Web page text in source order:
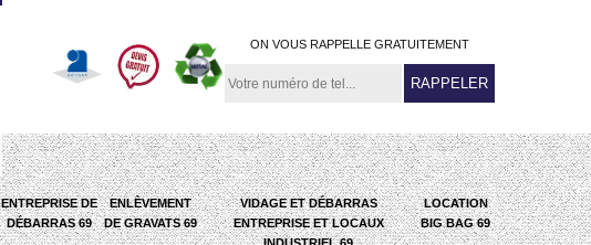
ON VOUS RAPPELLE GRATUITEMENT
ENTREPRISE DE
DÉBARRAS 69
ENLÈVEMENT
DE GRAVATS 69
VIDAGE ET DÉBARRAS
ENTREPRISE ET LOCAUX
LOCATION
BIG BAG 69